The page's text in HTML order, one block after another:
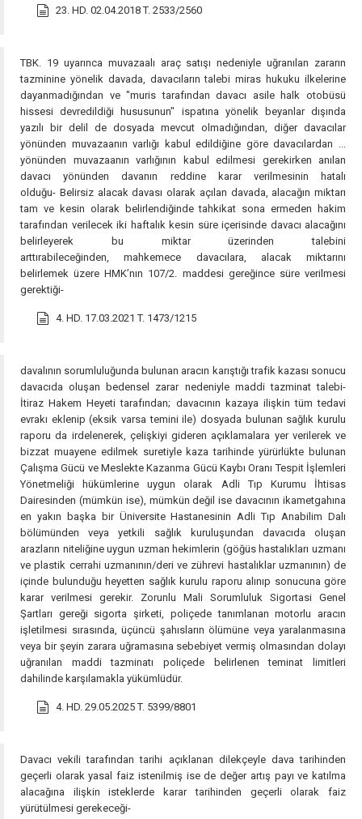
23. HD. 02.04.2018 T. 2533/2560
TBK. 19 uyarınca muvazaalı araç satışı nedeniyle uğranılan zararın
tazminine yönelik davada, davacıların talebi miras hukuku ilkelerine
dayanmadığından ve "muris tarafından davacı asile halk otobüsü
hissesi devredildiği hususunun" ispatına yönelik beyanlar dışında
yazılı bir delil de dosyada mevcut olmadığından, diğer davacılar
yönünden muvazaanın varlığı kabul edildiğine göre davacılardan ...
yönünden muvazaanın varlığının kabul edilmesi gerekirken anılan
davacı yönünden davanın reddine karar verilmesinin hatalı
olduğu- Belirsiz alacak davası olarak açılan davada, alacağın miktarı
tam ve kesin olarak belirlendiğinde tahkikat sona ermeden hakim
tarafından verilecek iki haftalık kesin süre içerisinde davacı alacağını
belirleyerek bu miktar üzerinden talebini
arttırabileceğinden, mahkemece davacılara, alacak miktarını
belirlemek üzere HMK’nın 107/2. maddesi gereğince süre verilmesi
gerektiği-
4. HD. 17.03.2021 T. 1473/1215
davalının sorumluluğunda bulunan aracın karıştığı trafik kazası sonucu
davacıda oluşan bedensel zarar nedeniyle maddi tazminat talebi-
İtiraz Hakem Heyeti tarafından; davacının kazaya ilişkin tüm tedavi
evrakı eklenip (eksik varsa temini ile) dosyada bulunan sağlık kurulu
raporu da irdelenerek, çelişkiyi gideren açıklamalara yer verilerek ve
bizzat muayene edilmek suretiyle kaza tarihinde yürürlükte bulunan
Çalışma Gücü ve Meslekte Kazanma Gücü Kaybı Oranı Tespit İşlemleri
Yönetmeliği hükümlerine uygun olarak Adli Tıp Kurumu İhtisas
Dairesinden (mümkün ise), mümkün değil ise davacının ikametgahına
en yakın başka bir Üniversite Hastanesinin Adli Tıp Anabilim Dalı
bölümünden veya yetkili sağlık kuruluşundan davacıda oluşan
arazların niteliğine uygun uzman hekimlerin (göğüs hastalıkları uzmanı
ve plastik cerrahi uzmanının/deri ve zührevi hastalıklar uzmanının) de
içinde bulunduğu heyetten sağlık kurulu raporu alınıp sonucuna göre
karar verilmesi gerekir. Zorunlu Mali Sorumluluk Sigortasi Genel
Şartları gereği sigorta şirketi, poliçede tanımlanan motorlu aracın
işletilmesi sırasında, üçüncü şahısların ölümüne veya yaralanmasına
veya bir şeyin zarara uğramasına sebebiyet vermiş olmasından dolayı
uğranılan maddi tazminatı poliçede belirlenen teminat limitleri
dahilinde karşılamakla yükümlüdür.
4. HD. 29.05.2025 T. 5399/8801
Davacı vekili tarafından tarihi açıklanan dilekçeyle dava tarihinden
geçerli olarak yasal faiz istenilmiş ise de değer artış payı ve katılma
alacağına ilişkin isteklerde karar tarihinden geçerli olarak faiz
yürütülmesi gerekeceği-